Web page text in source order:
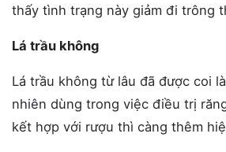
thấy tình trạng này giảm đi trông
Lá trầu không
Lá trầu không từ lâu đã được coi
nhiên dùng trong việc điều trị
kết hợp với rượu thì càng thêm